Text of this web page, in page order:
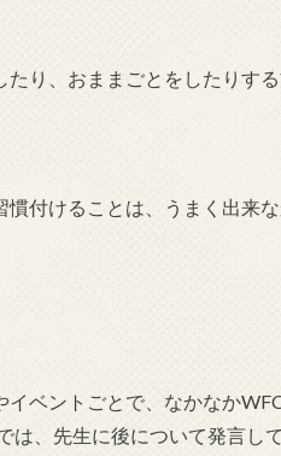
り、おままごとをしたりする
付けることは、うまく出来
イベントごとで、なかなか
は、先生に後について発言し